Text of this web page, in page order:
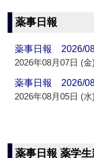
薬事日報
薬事日報 2026/
2026年08月07日 (金)
薬事日報 2026/
2026年08月05日 (水)
薬事日報 薬学